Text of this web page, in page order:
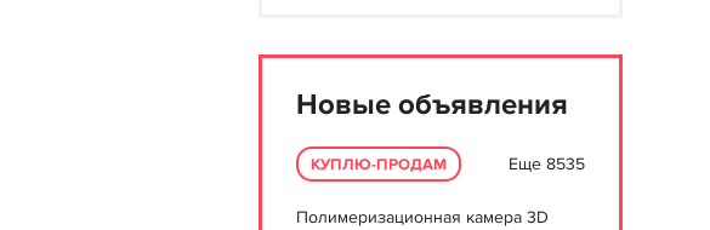
Новые объявления
КУПЛЮ-ПРОДАМ Еще 8535
Полимеризационная камера 3D